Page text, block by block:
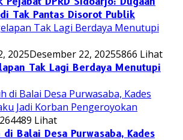
Tak Pantas Disorot Publik
2025Desember 22, 20255866 Lihat
Tak Lagi Berdaya Menutupi
4489 Lihat
Balai Desa Purwasaba, Kades